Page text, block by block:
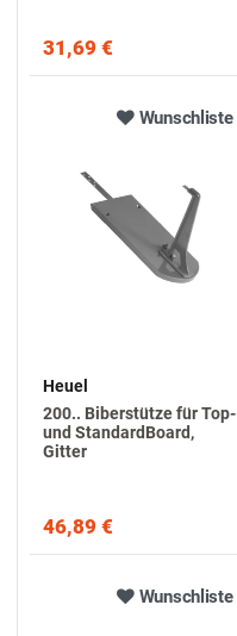
31,69 €
Wunschliste
Heuel
200.. Biberstütze für Top-
und StandardBoard,
Gitter
46,89 €
Wunschliste